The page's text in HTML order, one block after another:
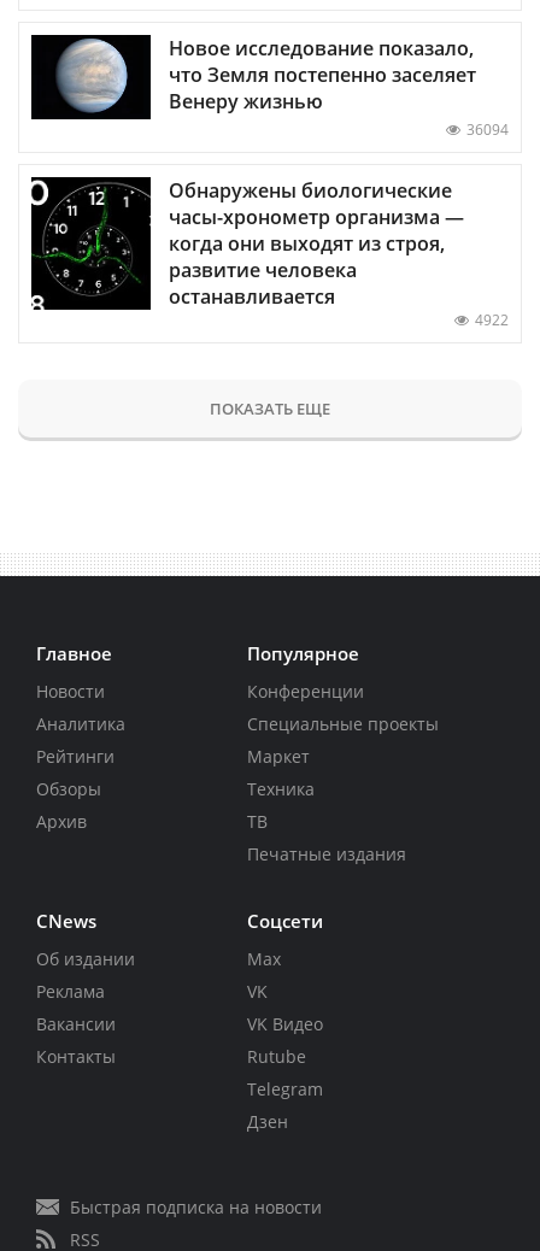
Новое исследование показало,
что Земля постепенно заселяет
Венеру жизнью
36094
Обнаружены биологические
часы-хронометр организма —
когда они выходят из строя,
развитие человека
останавливается
4922
ПОКАЗАТЬ ЕЩЕ
Главное
Новости
Аналитика
Рейтинги
Обзоры
Архив
Популярное
Конференции
Специальные проекты
Маркет
Техника
ТВ
Печатные издания
CNews
Об издании
Реклама
Вакансии
Контакты
Соцсети
Max
VK
VK Видео
Rutube
Telegram
Дзен
Быстрая подписка на новости
RSS